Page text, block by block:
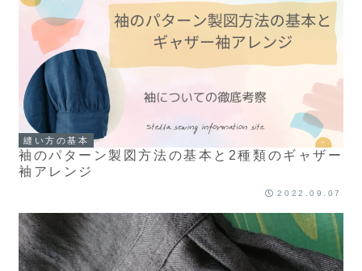
縫い方の基本
袖のパターン製図方法の基本と2種類のギャザー
袖アレンジ
2022.09.07